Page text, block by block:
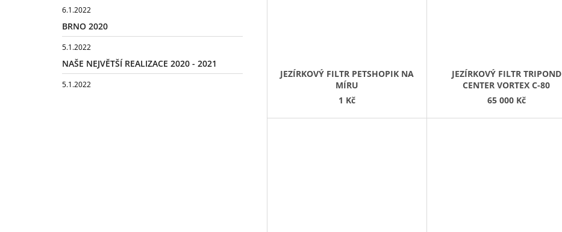
6.1.2022
BRNO 2020
5.1.2022
NAŠE NEJVĚTŠÍ REALIZACE 2020 - 2021
5.1.2022
JEZÍRKOVÝ FILTR PETSHOPIK NA
MÍRU
1 Kč
JEZÍRKOVÝ FILTR TRIPOND
CENTER VORTEX C-80
65 000 Kč